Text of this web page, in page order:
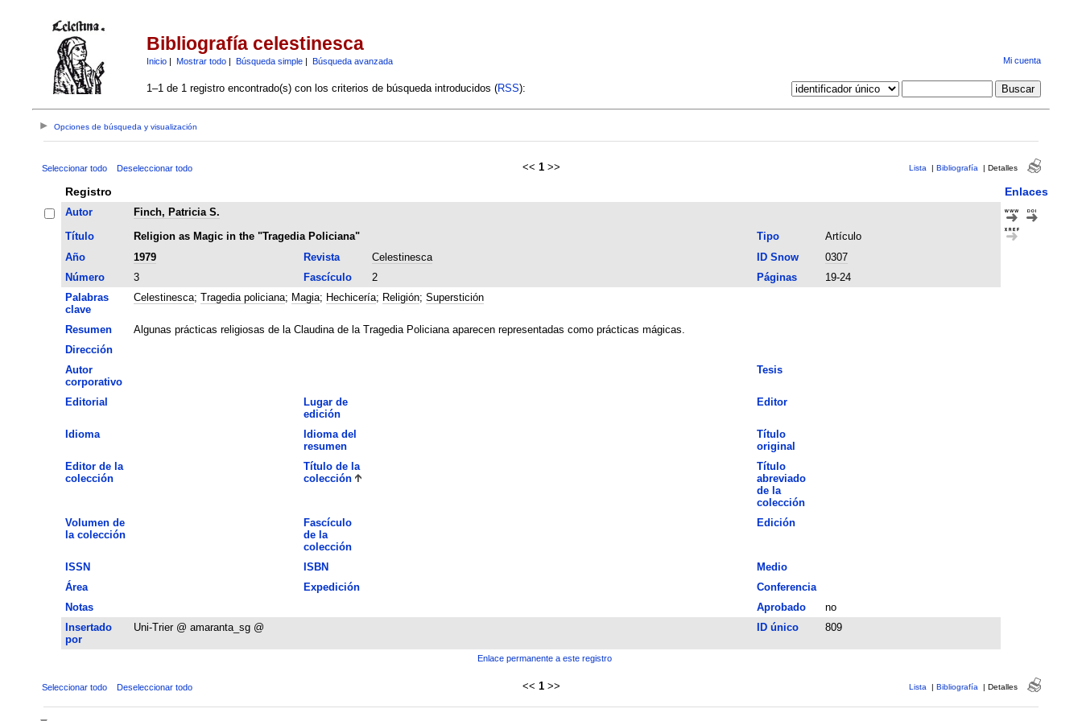
Bibliografía celestinesca
Inicio| Mostrar todo| Búsqueda simple| Búsqueda avanzada Mi cuenta
1–1 de 1 registro encontrado(s) con los criterios de búsqueda introducidos (RSS):
Opciones de búsqueda y visualización
Seleccionar todo Deseleccionar todo << 1 >> Lista | Bibliografía | Detalles
Registro Enlaces
Autor
Finch, Patricia S.
Título
Religion as Magic in the "Tragedia Policiana" Tipo
Artículo
Año
1979 Revista Celestinesca ID Snow
0307
Número
3 Fascículo 2 Páginas
19-24
Palabras
clave
Celestinesca; Tragedia policiana; Magia; Hechicería; Religión; Superstición
Resumen
Algunas prácticas religiosas de la Claudina de la Tragedia Policiana aparecen representadas como prácticas mágicas.
Dirección
Autor
corporativo
Tesis
Editorial
Lugar de
edición
Editor
Idioma
Idioma del
resumen
Título
original
Editor de la
colección
Título de la
colección
Título
abreviado
de la
colección
Volumen de
la colección
Fascículo
de la
colección
Edición
ISSN ISBN
Medio
Área
Expedición
Conferencia
Notas
Aprobado
no
Insertado
por
Uni-Trier @ amaranta_sg @ ID único 809
Enlace permanente a este registro
Seleccionar todo Deseleccionar todo << 1 >> Lista | Bibliografía | Detalles